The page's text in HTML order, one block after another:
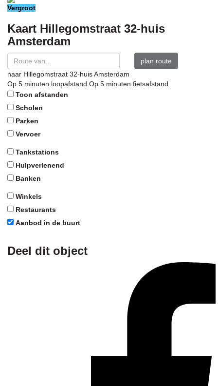
Vergroot
Kaart Hillegomstraat 32-huis
Amsterdam
plan route
naar Hillegomstraat 32-huisAmsterdam
Op 5 minuten loopafstand Op 5 minuten fietsafstand
Toon afstanden
Scholen
Parken
Vervoer
Tankstations
Hulpverlenend
Banken
Winkels
Restaurants
Aanbod in de buurt
Deel dit object